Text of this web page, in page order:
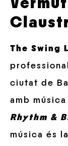
The Swing
ciutat de
amb
Rhythm &
música és